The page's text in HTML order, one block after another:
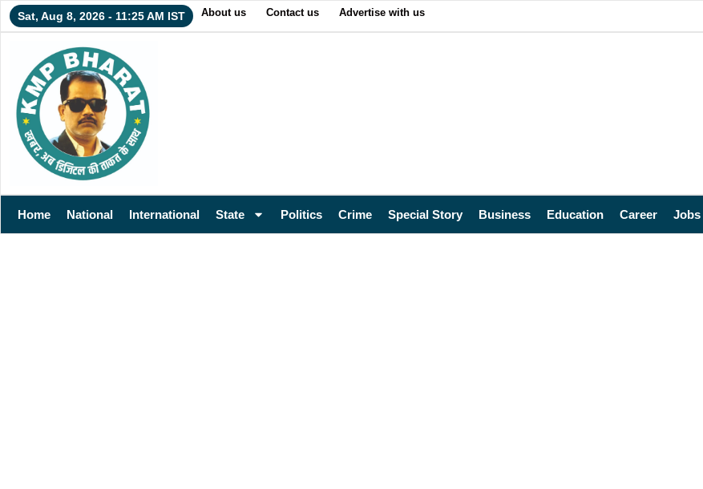
Sat, Aug 8, 2026 - 11:25 AM IST About us Contact us Advertise with us
Home National International State Politics Crime Special Story Business Education Career Jobs